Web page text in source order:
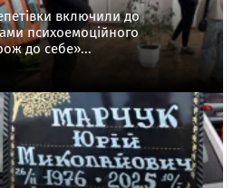
включили до
психоемоційного
до себе»...